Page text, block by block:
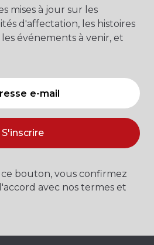
mises à jour sur les
d'affectation, les histoires
événements à venir, et
S'inscrire
bouton, vous confirmez
avec nos termes et